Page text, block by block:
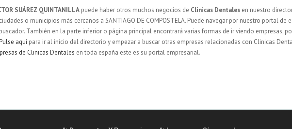
SUÁREZ QUINTANILLA puede haber otros muchos negocios de Clinicas Dentales en nuestro
o municipios más cercanos a SANTIAGO DE COMPOSTELA. Puede navegar por nuestro portal de
También en la parte inferior o página principal encontrará varias formas de ir viendo empresas,
aquí para ir al inicio del directorio y empezar a buscar otras empresas relacionadas con Clinicas
de Clinicas Dentales en toda españa este es su portal empresarial.